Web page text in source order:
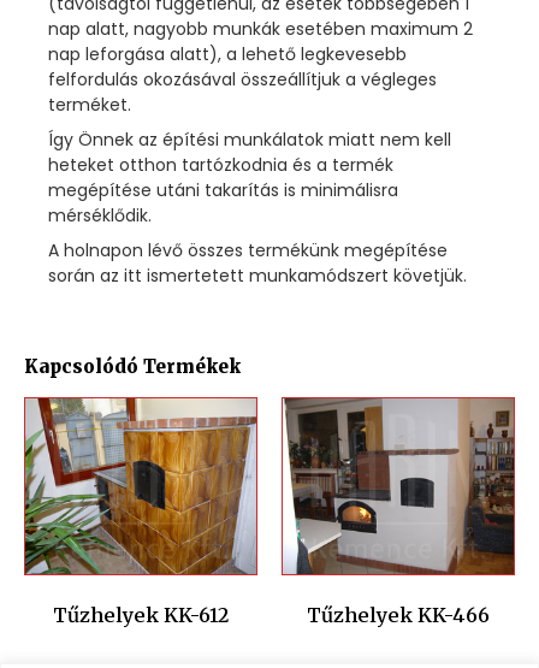
nap alatt, nagyobb munkák esetében maximum 2
nap leforgása alatt), a lehető legkevesebb
felfordulás okozásával összeállítjuk a végleges
terméket.
Így Önnek az építési munkálatok miatt nem kell
heteket otthon tartózkodnia és a termék
megépítése utáni takarítás is minimálisra
mérséklődik.
A holnapon lévő összes termékünk megépítése
során az itt ismertetett munkamódszert követjük.
Kapcsolódó Termékek
Tűzhelyek KK-612 Tűzhelyek KK-466